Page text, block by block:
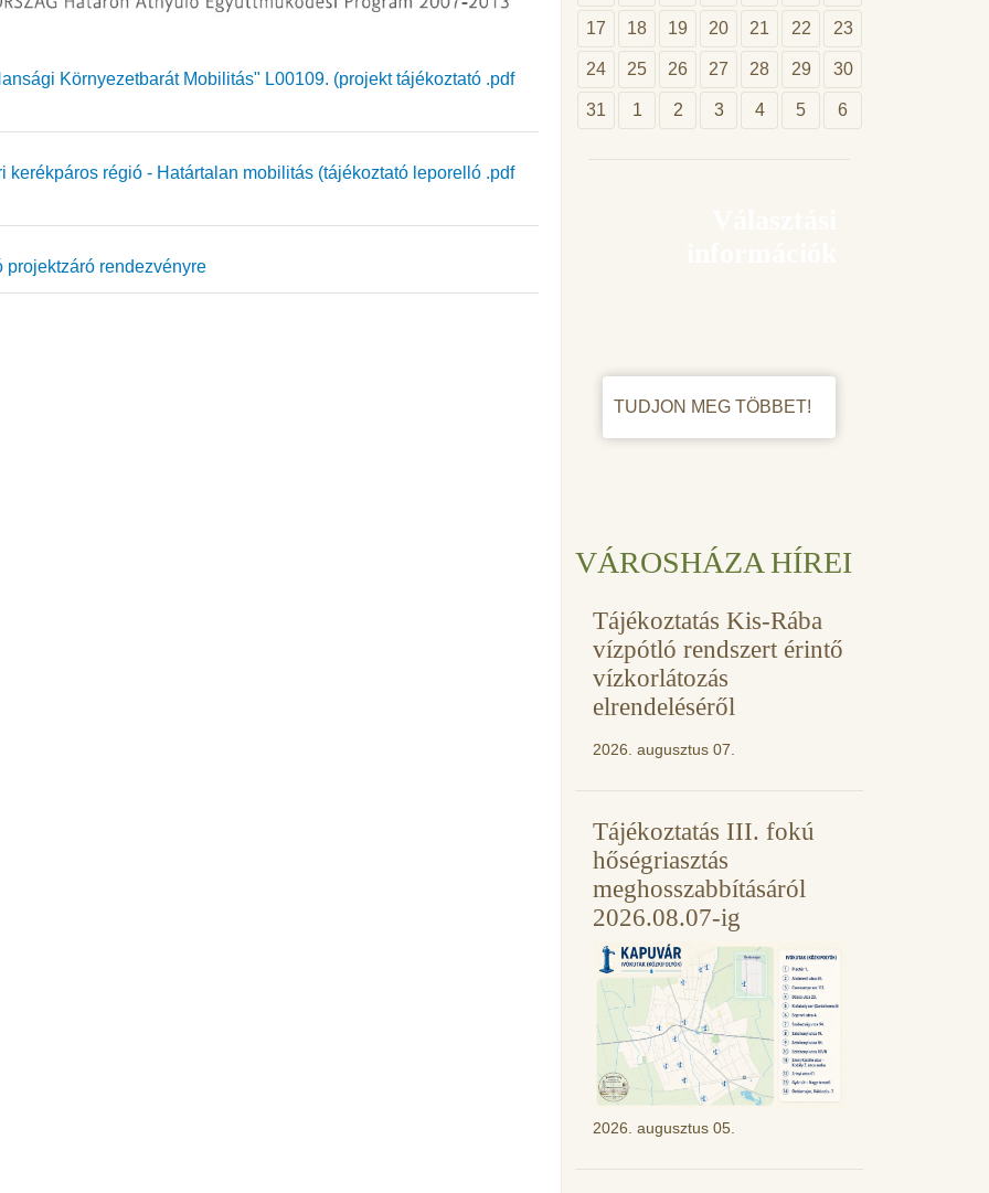
Környezetbarát Mobilitás" L00109. (projekt tájékoztató .pdf
kerékpáros régió - Határtalan mobilitás (tájékoztató leporelló .pdf
projektzáró rendezvényre
17 18 19 20 21 22 23
24 25 26 27 28 29 30
31 1 2 3 4 5 6
TUDJON MEG TÖBBET!
VÁROSHÁZA HÍREI
Tájékoztatás Kis-Rába
vízpótló rendszert érintő
vízkorlátozás
elrendeléséről
2026. augusztus 07.
Tájékoztatás III. fokú
hőségriasztás
meghosszabbításáról
2026.08.07-ig
2026. augusztus 05.